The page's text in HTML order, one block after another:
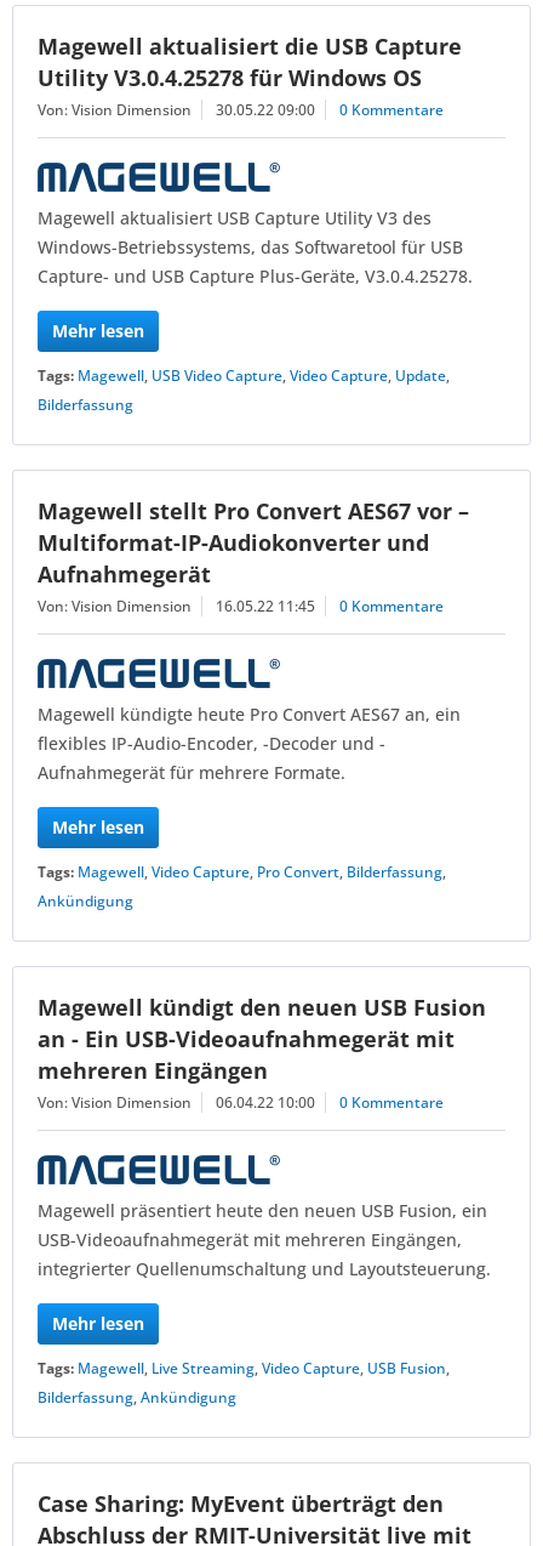
Magewell aktualisiert die USB Capture
Utility V3.0.4.25278 für Windows OS
Von: Vision Dimension 30.05.22 09:00 0 Kommentare
Magewell aktualisiert USB Capture Utility V3 des
Windows-Betriebssystems, das Softwaretool für USB
Capture- und USB Capture Plus-Geräte, V3.0.4.25278.
Mehr lesen
Tags: Magewell, USB Video Capture,Video Capture, Update,
Bilderfassung
Magewell stellt Pro Convert AES67 vor –
Multiformat-IP-Audiokonverter und
Aufnahmegerät
Von: Vision Dimension 16.05.22 11:45 0 Kommentare
Magewell kündigte heute Pro Convert AES67 an, ein
flexibles IP-Audio-Encoder, -Decoder und -
Aufnahmegerät für mehrere Formate.
Mehr lesen
Tags: Magewell,Video Capture, Pro Convert, Bilderfassung,
Ankündigung
Magewell kündigt den neuen USB Fusion
an - Ein USB-Videoaufnahmegerät mit
mehreren Eingängen
Von: Vision Dimension 06.04.22 10:00 0 Kommentare
Magewell präsentiert heute den neuen USB Fusion, ein
USB-Videoaufnahmegerät mit mehreren Eingängen,
integrierter Quellenumschaltung und Layoutsteuerung.
Mehr lesen
Tags: Magewell, Live Streaming,Video Capture, USB Fusion,
Bilderfassung,Ankündigung
Case Sharing: MyEvent überträgt den
Abschluss der RMIT-Universität live mit